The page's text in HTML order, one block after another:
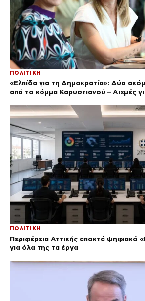
ΠΟΛΙΤΙΚΗ
«Ελπίδα για τη Δημοκρατία»: Δύο
από το κόμμα Καρυστιανού – Αιχμές
ΠΟΛΙΤΙΚΗ
Περιφέρεια Αττικής αποκτά ψηφιακό
για όλα της τα έργα